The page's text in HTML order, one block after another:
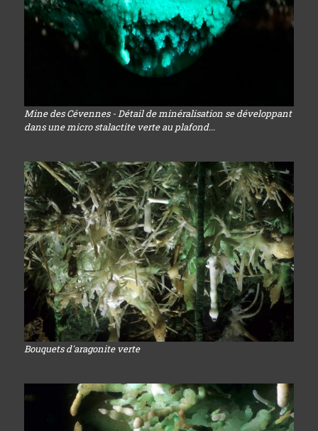
Mine des Cévennes - Détail de minéralisation se développant
dans une micro stalactite verte au plafond...
Bouquets d'aragonite verte